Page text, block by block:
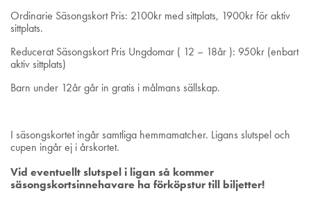
Ordinarie Säsongskort Pris: 2100kr med sittplats, 1900kr för aktiv
sittplats.
Reducerat Säsongskort Pris Ungdomar ( 12 – 18år ): 950kr (enbart
aktiv sittplats)
Barn under 12år går in gratis i målmans sällskap.
I säsongskortet ingår samtliga hemmamatcher. Ligans slutspel och
cupen ingår ej i årskortet.
Vid eventuellt slutspel i ligan så kommer
säsongskortsinnehavare ha förköpstur till biljetter!